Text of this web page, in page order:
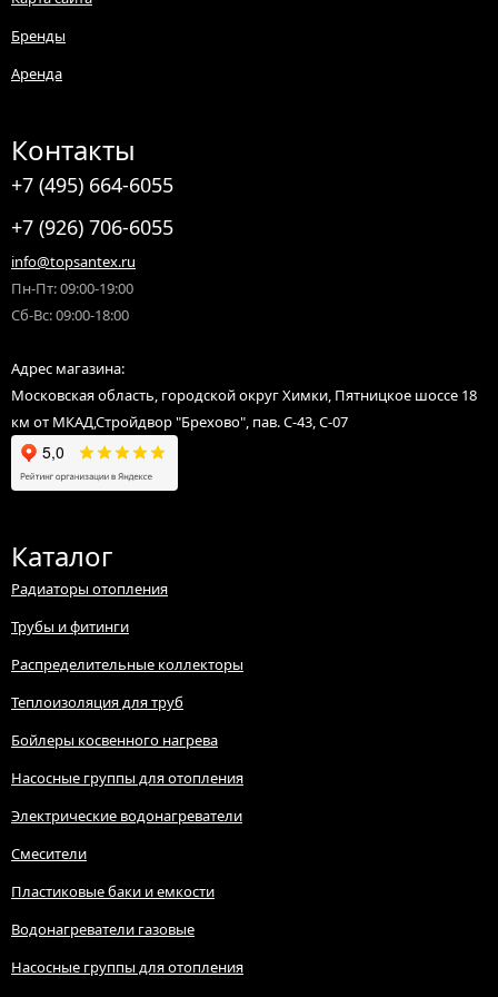
Доставляем по Москве и Московской области (Химки, Зеленоград,
Солнечногорск, Долгопрудный, Брехово, Есипово, Менделеево,
Нахабино, Красногорск, Лобню, Истру, Дедовск, Лыткино,
Поварово и другие).
лиц, ИП, самозанятых, а также физических лиц до терминала
транспортной компании.
Бренды
Аренда
Контакты
+7 (495) 664-6055
+7 (926) 706-6055
info@topsantex.ru
Пн-Пт: 09:00-19:00
Сб-Вс: 09:00-18:00
Адрес магазина:
Московская область, городской округ Химки, Пятницкое шоссе 18
км от МКАД,Стройдвор "Брехово", пав. С-43, С-07
Каталог
Радиаторы отопления
Трубы и фитинги
Распределительные коллекторы
Теплоизоляция для труб
Бойлеры косвенного нагрева
Насосные группы для отопления
Электрические водонагреватели
Смесители
Пластиковые баки и емкости
Водонагреватели газовые
Насосные группы для отопления